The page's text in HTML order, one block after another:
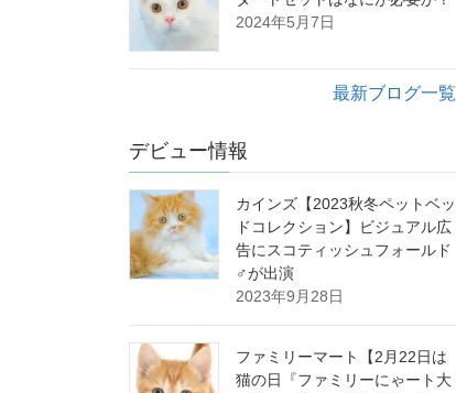
2024年5月7日
最新ブログ一覧
デビュー情報
カインズ【2023秋冬ペットベッ
ドコレクション】ビジュアル広
告にスコティッシュフォールド
♂が出演
2023年9月28日
ファミリーマート【2月22日は
猫の日『ファミリーにゃート大